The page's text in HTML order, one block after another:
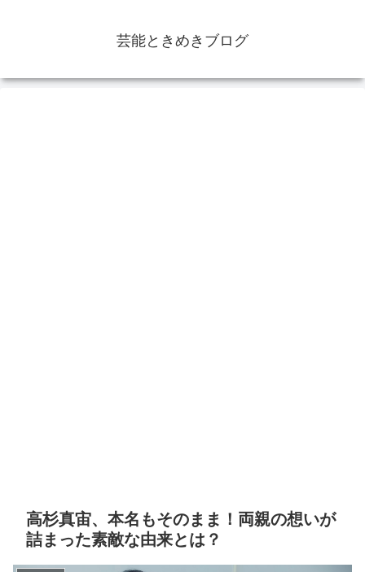
芸能ときめきブログ
高杉真宙、本名もそのまま！両親の想いが
詰まった素敵な由来とは？